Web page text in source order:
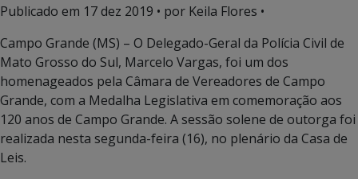
Publicado em 17 dez 2019 • por Keila Flores •
Campo Grande (MS) – O Delegado-Geral da Polícia Civil de
Mato Grosso do Sul, Marcelo Vargas, foi um dos
homenageados pela Câmara de Vereadores de Campo
Grande, com a Medalha Legislativa em comemoração aos
120 anos de Campo Grande. A sessão solene de outorga foi
realizada nesta segunda-feira (16), no plenário da Casa de
Leis.